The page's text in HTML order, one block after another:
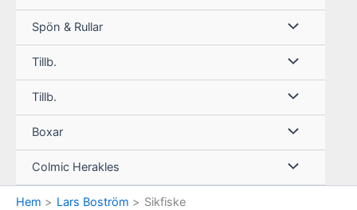
Spön & Rullar
Tillb.
Tillb.
Boxar
Colmic Herakles
Hem Lars Boström Sikfiske